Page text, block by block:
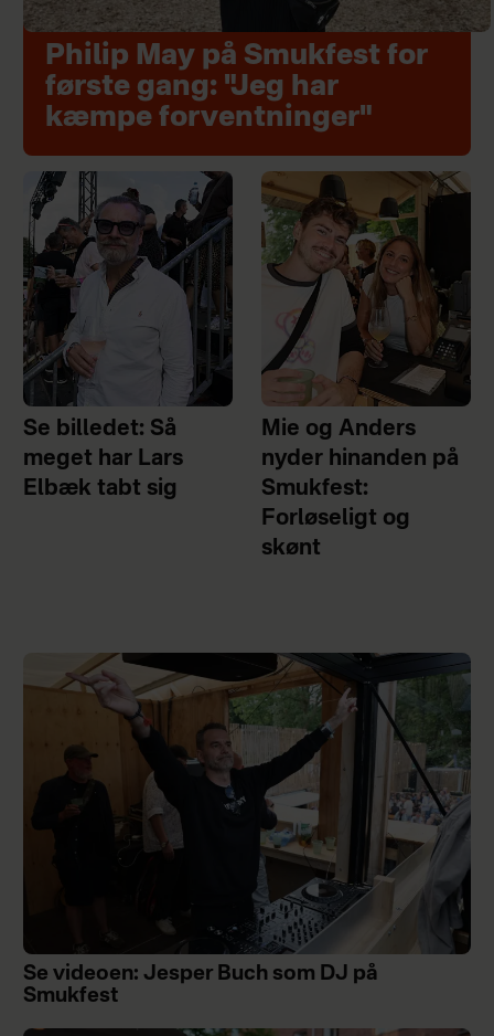
Philip May på Smukfest for
første gang: "Jeg har
kæmpe forventninger"
Se billedet: Så
meget har Lars
Elbæk tabt sig
Mie og Anders
nyder hinanden på
Smukfest:
Forløseligt og
skønt
Se videoen: Jesper Buch som DJ på
Smukfest